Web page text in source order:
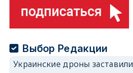
Выбор Редакции
Украинские дроны